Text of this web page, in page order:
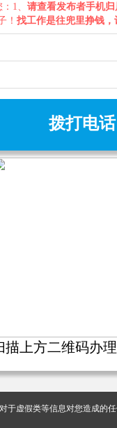
1、 请查看发布者手机
！ 找工作是往兜里挣钱
拨打电话
描上方二维码办
虚假类等信息对您造成的